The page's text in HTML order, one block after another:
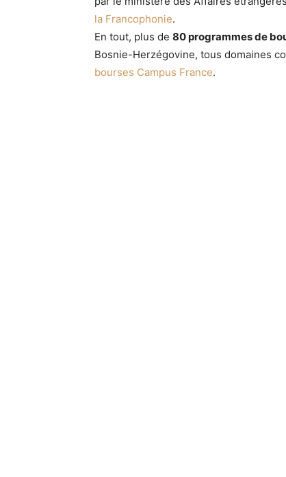
la Francophonie.
En tout, plus de 80 programmes de
Bosnie-Herzégovine, tous domaines
bourses Campus France.